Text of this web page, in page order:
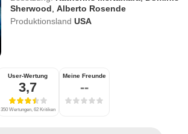
Sherwood ,Alberto Rosende
Produktionsland USA
User-Wertung
3,7
350 Wertungen, 62 Kritiken
Meine Freunde
--